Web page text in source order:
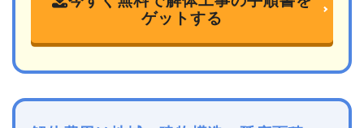
ゲットする